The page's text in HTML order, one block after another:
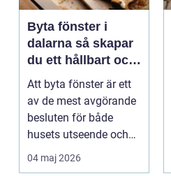
Byta fönster i
dalarna så skapar
du ett hållbart och
vackert hus
Att byta fönster är ett
av de mest avgörande
besluten för både
husets utseende och
energiförbrukning...
04 maj 2026